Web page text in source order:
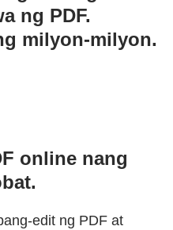
ng PDF.
milyon-milyon.
online nang
edit ng PDF at